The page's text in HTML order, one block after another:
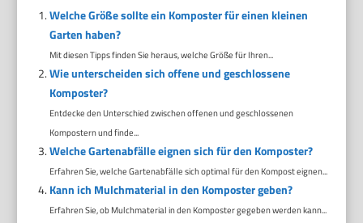
Welche Größe sollte ein Komposter für einen kleinen
Garten haben?
Mit diesen Tipps finden Sie heraus, welche Größe für Ihren...
Wie unterscheiden sich offene und geschlossene
Komposter?
Entdecke den Unterschied zwischen offenen und geschlossenen
Kompostern und finde...
Welche Gartenabfälle eignen sich für den Komposter?
Erfahren Sie, welche Gartenabfälle sich optimal für den Kompost eignen...
Kann ich Mulchmaterial in den Komposter geben?
Erfahren Sie, ob Mulchmaterial in den Komposter gegeben werden kann...